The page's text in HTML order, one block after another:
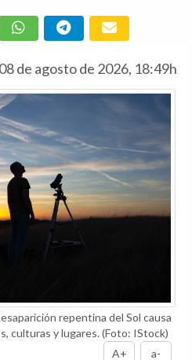
08 de agosto de 2026, 18:49h
repentina del Sol causa
culturas y lugares.(Foto: IStock)
A+
a-